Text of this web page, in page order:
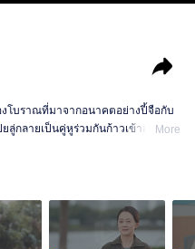
งโบราณที่มาจากอนาคตอย่างปี้จือกับ
กลายเป็นคู่หูร่วมกันก้าวเข้าสู่เส้นMore